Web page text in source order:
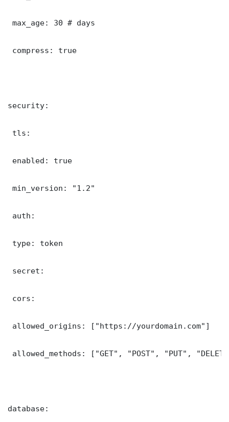
max_age: 30 # days
compress: true
security:
tls:
enabled: true
min_version: "1.2"
auth:
type: token
secret:
cors:
allowed_origins: ["https://yourdomain.com"]
allowed_methods: ["GET", "POST", "PUT",
database: